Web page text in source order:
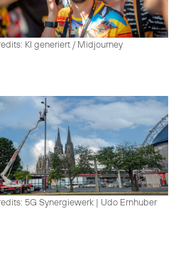
KI generiert / Midjourney
5G Synergiewerk | Udo Ernhuber